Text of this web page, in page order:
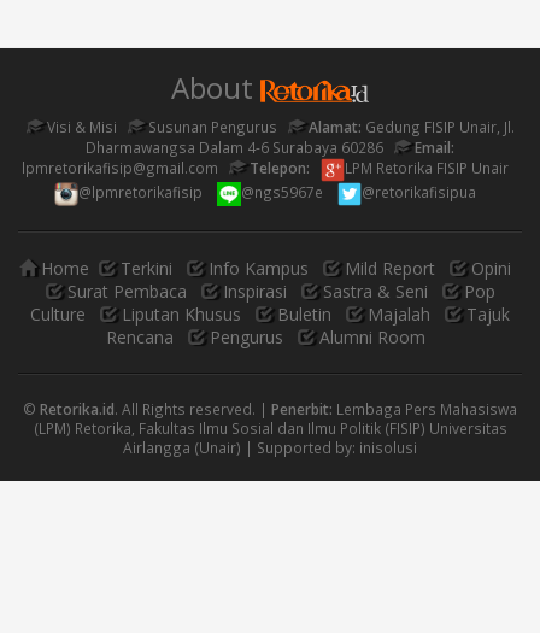
About
Visi & Misi Susunan Pengurus Alamat: Gedung FISIP Unair, Jl.
Dharmawangsa Dalam 4-6 Surabaya 60286
Email:
lpmretorikafisip@gmail.com
Telepon:
LPM Retorika FISIP Unair
@lpmretorikafisip
@ngs5967e @retorikafisipua
Home Terkini Info Kampus Mild Report
Opini
Surat Pembaca
Inspirasi Sastra & Seni
Pop
Culture
Liputan Khusus Buletin Majalah
Tajuk
Rencana
Pengurus Alumni Room
© Retorika.id. All Rights reserved. | Penerbit: Lembaga Pers Mahasiswa
(LPM) Retorika, Fakultas Ilmu Sosial dan Ilmu Politik (FISIP) Universitas
Airlangga (Unair) | Supported by: inisolusi